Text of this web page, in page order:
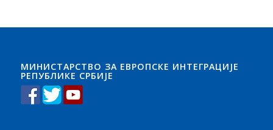
МИНИСТАРСТВО ЗА ЕВРОПСКЕ ИНТЕГРАЦИЈЕ
РЕПУБЛИКЕ СРБИЈЕ